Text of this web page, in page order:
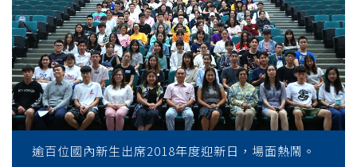
新
活
動
幫
逾百位國內新生出席2018年度迎新日，場面熱鬧。